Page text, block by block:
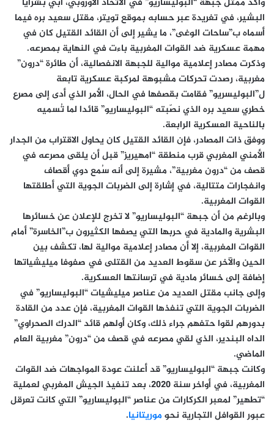
البشير، في تغريدة عبر حسابه بموقع تويتر، مقتل سعيد بره فيما
أسماه ب”ساحات الوغى”، ما يشير إلى أن القائد القتيل كان في
مهمة عسكرية ضد القوات المغربية باءت في النهاية بمصرعه.
وذكرت مصادر إعلامية موالية للجبهة الانفصالية، أن طائرة “درون”
مغربية، رصدت تحركات مشبوهة لمركبة عسكرية تابعة
ل”البوليسريو” فقامت بقصفها في الحال، الأمر الذي أدى إلى مصرع
خطري سعيد بره الذي نصّبته “البوليساريو” قائدا لما تُسميه
بالناحية العسكرية الرابعة.
ووفق ذات المصادر، فإن القائد القتيل كان يحاول الاقتراب من الجدار
الأمني المغربي قرب منطقة “امهيريز” قبل أن يلقى مصرعه في
قصف من “درون مغربية”، مشيرة إلى أنه سُمع دوي أقصاف
وانفجارات متتالية، في إشارة إلى الضربات الجوية التي أطلقتها
القوات المغربية.
وبالرغم من أن جبهة “البوليساريو” لا تخرج للإعلان عن خسائرها
البشرية والمادية في حربها التي يصفها الكثيرون ب”الخاسرة” أمام
القوات المغربية، إلا أن مصادر إعلامية موالية لها، تكشف بين
الحين والآخر عن سقوط العديد من القتلى في صفوفا ميليشياتها
إضافة إلى خسائر مادية في ترسانتها العسكرية.
وإلى جانب مقتل العديد من عناصر ميليشيات “البوليساريو” في
الضربات الجوية التي تنفذها القوات المغربية، فإن عدد من القادة
بدورهم لقوا حتفهم جراء ذلك، وكان أولهم قائد “الدرك الصحراوي”
الداه البندير، الذي لقي مصرعه في قصف من “درون” مغربية العام
الماضي.
وكانت جبهة “البوليساريو” قد أعلنت عودة المواجهات ضد القوات
المغربية، في أواخر سنة 2020، بعد تنفيذ الجيش المغربي لعملية
“تطهير” لمعبر الكركارات من عناصر “البوليساريو” التي كانت تعرقل
عبور القوافل التجارية نحوموريتانيا.